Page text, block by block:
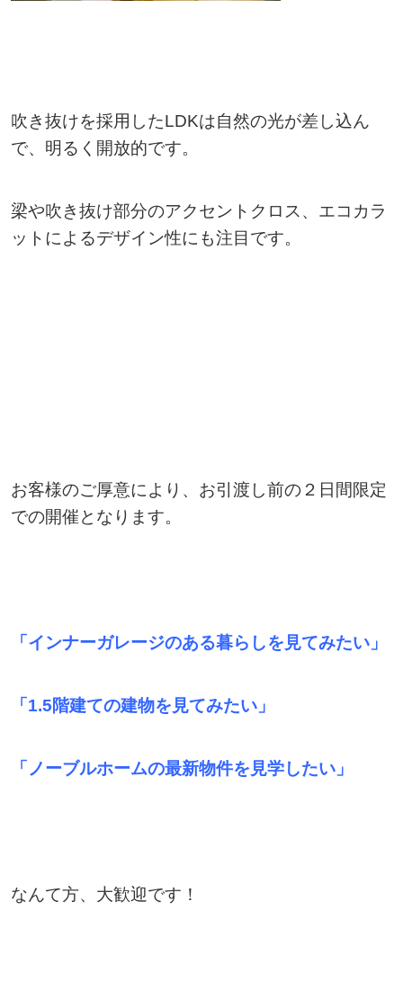
吹き抜けを採用したLDKは自然の光が差し込ん
で、明るく開放的です。
梁や吹き抜け部分のアクセントクロス、エコカラ
ットによるデザイン性にも注目です。
お客様のご厚意により、お引渡し前の２日間限定
での開催となります。
「インナーガレージのある暮らしを見てみたい」
「1.5階建ての建物を見てみたい」
「ノーブルホームの最新物件を見学したい」
なんて方、大歓迎です！